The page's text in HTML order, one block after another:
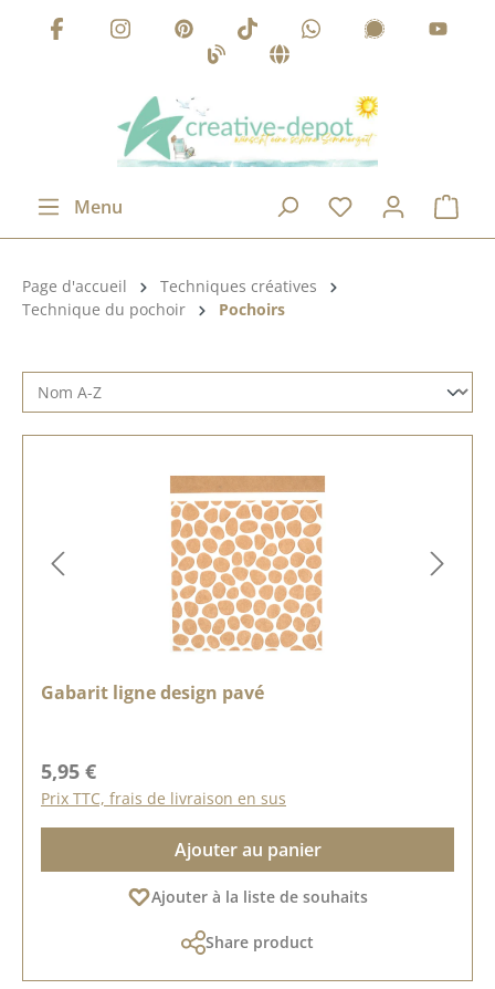
Passer au contenu principal
Menu
Catégorie de produits:
Page d'accueil
Techniques créatives
Technique du pochoir
Pochoirs
Gabarit ligne design pavé
Prix régulier :
5,95 €
Prix TTC, frais de livraison en sus
Ajouter au panier
Ajouter à la liste de souhaits
Share product